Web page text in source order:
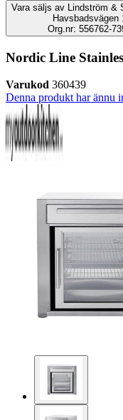
Vara säljs av Lindström &
Havsbadsvägen
Org.nr: 556762-
Nordic Line
Varukod 360439
Denna produkt har ännu